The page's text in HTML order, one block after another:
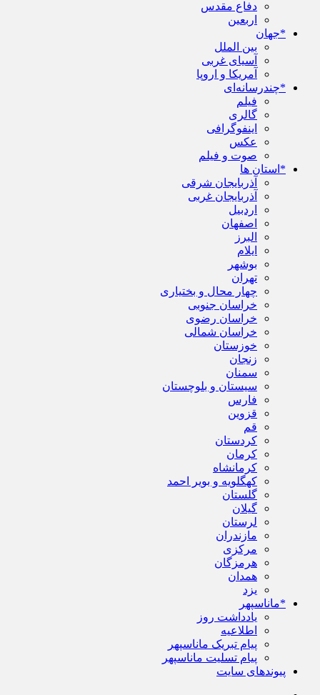
دفاع مقدس
اربعین
*جهان
بین الملل
آسیای غربی
آمریکا و اروپا
*چندرسانه‌ای
فیلم
گالری
اینفوگرافی
عکس
صوت و فیلم
*استان ها
آذربایجان شرقی
آذربایجان غربی
اردبیل
اصفهان
البرز
ایلام
بوشهر
تهران
چهار محال و بختیاری
خراسان جنوبی
خراسان رضوی
خراسان شمالی
خوزستان
زنجان
سمنان
سیستان و بلوچستان
فارس
قزوین
قم
کردستان
کرمان
کرمانشاه
کهگلویه و بویر احمد
گلستان
گیلان
لرستان
مازندران
مرکزی
هرمزگان
همدان
یزد
*ماناسپهر
یادداشت روز
اطلاعیه
پیام تبریک ماناسپهر
پیام تسلیت ماناسپهر
پیوندهای سایت